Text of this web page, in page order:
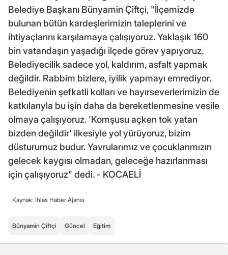
Belediye Başkanı Bünyamin Çiftçi, "İlçemizde
bulunan bütün kardeşlerimizin taleplerini ve
ihtiyaçlarını karşılamaya çalışıyoruz. Yaklaşık 160
bin vatandaşın yaşadığı ilçede görev yapıyoruz.
Belediyecilik sadece yol, kaldırım, asfalt yapmak
değildir. Rabbim bizlere, iyilik yapmayı emrediyor.
Belediyenin şefkatli kolları ve hayırseverlerimizin de
katkılarıyla bu işin daha da bereketlenmesine vesile
olmaya çalışıyoruz. 'Komşusu açken tok yatan
bizden değildir' ilkesiyle yol yürüyoruz, bizim
düsturumuz budur. Yavrularımız ve çocuklarımızın
gelecek kaygısı olmadan, geleceğe hazırlanması
için çalışıyoruz" dedi. - KOCAELİ
Kaynak: İhlas Haber Ajansı
Bünyamin Çiftçi Güncel Eğitim